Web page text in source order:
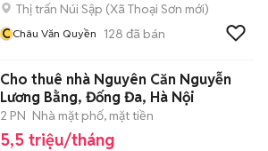
Thị trấn Núi Sập (Xã Thoại Sơn mới)
CChâu Văn Quyền 128 đã bán
Cho thuê nhà Nguyên Căn Nguyễn
Lương Bằng, Đống Đa, Hà Nội
2 PN Nhà mặt phố, mặt tiền
5,5 triệu/tháng